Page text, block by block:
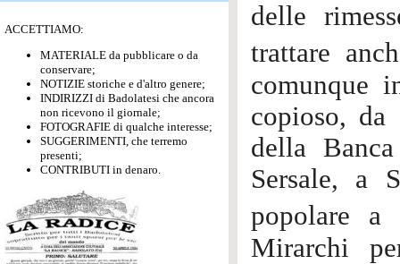
ACCETTIAMO:
MATERIALE da pubblicare o da
conservare;
NOTIZIE storiche e d'altro genere;
INDIRIZZI di Badolatesi che ancora
non ricevono il giornale;
FOTOGRAFIE di qualche interesse;
SUGGERIMENTI, che terremo
presenti;
CONTRIBUTI in denaro.
delle
trattare
comunque
copioso,
della
Sersale, a
popolare
Mirarchi